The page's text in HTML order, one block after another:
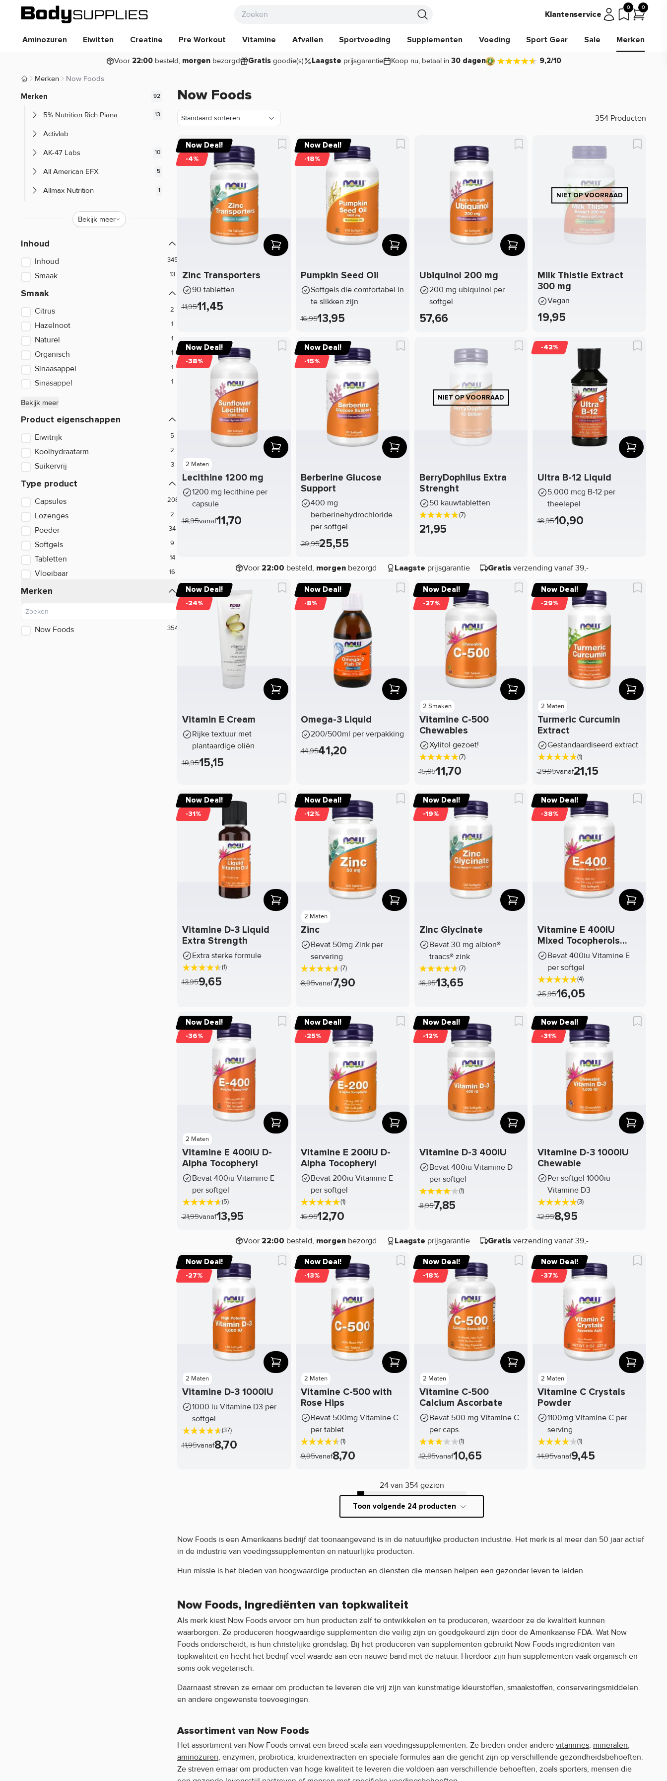
Klantenservice
0 0
Aminozuren Eiwitten Creatine Pre Workout Vitamine Afvallen Sportvoeding Supplementen Voeding Sport Gear Sale Merken
Voor 22:00besteld, morgenbezorgd Gratisgoodie(s) Laagste prijsgarantie Koop nu, betaal in 30 dagen 9,2/10
Body Supplies | Sportvoeding en Supplementen
Merken
Now Foods
Merken
5% Nutrition Rich Piana
Activlab
AK-47 Labs
All American EFX
Allmax Nutrition
Applied Nutrition
Barebells
Blender Bottle
Bolero
BPI Sports
BSN Nutrition
Cellucor
Chiba
Cobra Labs
Dymatize Nutrition
Energy OatSnack
FITTR
Bekijk meer
Inhoud
Inhoud
Smaak
Smaak
Citrus
Hazelnoot
Naturel
Organisch
Sinaasappel
Sinasappel
Watermeloen
Bekijk meer
Product eigenschappen
Eiwitrijk
Koolhydraatarm
Suikervrij
Type product
Capsules
Lozenges
Poeder
Softgels
Tabletten
Vloeibaar
Merken
Now Foods
Now Foods
354 Producten
Now Deal!
-4%
Zinc Transporters
90 tabletten
11,9511,45
Now Deal!
-18%
Pumpkin Seed Oil
Softgels die comfortabel in
te slikken zijn
16,9513,95
Ubiquinol 200 mg
200 mg ubiquinol per
softgel
57,66
Milk Thistle Extract
300 mg
Vegan
19,95
Now Deal!
-38%
2 Maten
Lecithine 1200 mg
1200 mg lecithine per
capsule
18,95vanaf11,70
Now Deal!
-15%
Berberine Glucose
Support
400 mg
berberinehydrochloride
per softgel
29,9525,55
BerryDophilus Extra
Strenght
50 kauwtabletten
(7)
21,95
-42%
Ultra B-12 Liquid
5.000 mcg B-12 per
theelepel
18,9510,90
Voor 22:00 besteld, morgenbezorgd Laagste prijsgarantie Gratis verzending vanaf 39,-
Now Deal!
-24%
Vitamin E Cream
Rijke textuur met
plantaardige oliën
19,9515,15
Now Deal!
-8%
Omega-3 Liquid
200/500ml per verpakking
44,9541,20
Now Deal!
-27%
2 Smaken
Vitamine C-500
Chewables
Xylitol gezoet!
(7)
15,9511,70
Now Deal!
-29%
2 Maten
Turmeric Curcumin
Extract
Gestandaardiseerd extract
(1)
29,95vanaf21,15
Now Deal!
-31%
Vitamine D-3 Liquid
Extra Strength
Extra sterke formule
(1)
13,959,65
Now Deal!
-12%
2 Maten
Zinc
Bevat 50mg Zink per
servering
(7)
8,95vanaf7,90
Now Deal!
-19%
Zinc Glycinate
Bevat 30 mg albion®
traacs® zink
(7)
16,9513,65
Now Deal!
-38%
Vitamine E 400IU
Mixed Tocopherols
with Selenium
Bevat 400iu Vitamine E
per softgel
(4)
25,9516,05
Now Deal!
-36%
2 Maten
Vitamine E 400IU D-
Alpha Tocopheryl
Bevat 400iu Vitamine E
per softgel
(5)
21,95vanaf13,95
Now Deal!
-25%
Vitamine E 200IU D-
Alpha Tocopheryl
Bevat 200iu Vitamine E
per softgel
(1)
16,9512,70
Now Deal!
-12%
Vitamine D-3 400IU
Bevat 400iu Vitamine D
per softgel
(1)
8,957,85
Now Deal!
-31%
Vitamine D-3 1000IU
Chewable
Per softgel 1000iu
Vitamine D3
(3)
12,958,95
Voor 22:00 besteld, morgenbezorgd Laagste prijsgarantie Gratis verzending vanaf 39,-
Now Deal!
-27%
2 Maten
Vitamine D-3 1000IU
1000 iu Vitamine D3 per
softgel
(37)
11,95vanaf8,70
Now Deal!
-13%
2 Maten
Vitamine C-500 with
Rose Hips
Bevat 500mg Vitamine C
per tablet
(1)
9,95vanaf8,70
Now Deal!
-18%
2 Maten
Vitamine C-500
Calcium Ascorbate
Bevat 500 mg Vitamine C
per caps.
(1)
12,95vanaf10,65
Now Deal!
-37%
2 Maten
Vitamine C Crystals
Powder
1100mg Vitamine C per
serving
(1)
14,95vanaf9,45
24 van 354 gezien
Toon volgende 24 producten
Now Foods is een Amerikaans bedrijf dat toonaangevend is in de natuurlijke producten industrie. Het merk is al meer dan 50 jaar actief
in de industrie van voedingssupplementen en natuurlijke producten.
Hun missie is het bieden van hoogwaardige producten en diensten die mensen helpen een gezonder leven te leiden.
Now Foods, Ingrediënten van topkwaliteit
Als merk kiest Now Foods ervoor om hun producten zelf te ontwikkelen en te produceren, waardoor ze de kwaliteit kunnen
waarborgen. Ze produceren hoogwaardige supplementen die veilig zijn en goedgekeurd zijn door de Amerikaanse FDA. Wat Now
Foods onderscheidt, is hun christelijke grondslag. Bij het produceren van supplementen gebruikt Now Foods ingrediënten van
topkwaliteit en hecht het bedrijf veel waarde aan een nauwe band met de natuur. Hierdoor zijn hun supplementen vaak organisch en
soms ook vegetarisch.
Daarnaast streven ze ernaar om producten te leveren die vrij zijn van kunstmatige kleurstoffen, smaakstoffen, conserveringsmiddelen
en andere ongewenste toevoegingen.
Assortiment van Now Foods
Het assortiment van Now Foods omvat een breed scala aan voedingssupplementen. Ze bieden onder andere vitamines, mineralen,
aminozuren, enzymen, probiotica, kruidenextracten en speciale formules aan die gericht zijn op verschillende gezondheidsbehoeften.
Ze streven ernaar om producten van hoge kwaliteit te leveren die voldoen aan verschillende behoeften, zoals sporters, mensen die